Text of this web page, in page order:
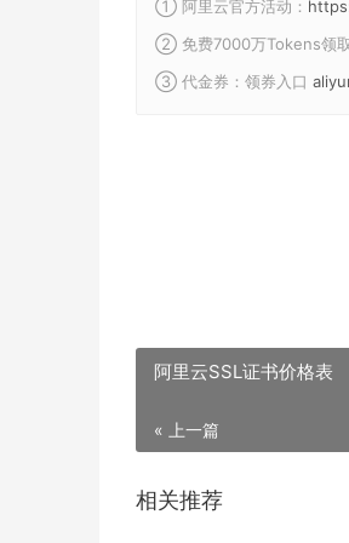
① 阿里云官方活动：
② 免费7000万Tokens领取
③ 代金券：领券入口
阿里云SSL证书价格表
« 上一篇
相关推荐